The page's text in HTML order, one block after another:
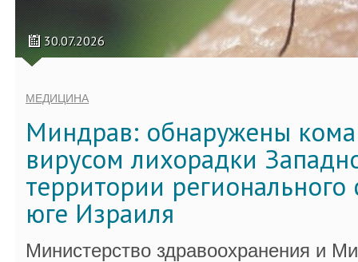
30.07.2026
МЕДИЦИНА
Миндрав: обнаружены
вирусом лихорадки
территории регионального
юге Израиля
Министерство здравоохранения и